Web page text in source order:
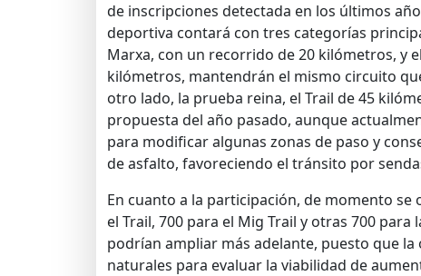
de inscripciones detectada en los últimos
deportiva contará con tres categorías
Marxa, con un recorrido de 20 kilómetros, y
kilómetros, mantendrán el mismo circuito
otro lado, la prueba reina, el Trail de 45
propuesta del año pasado, aunque
para modificar algunas zonas de paso y
de asfalto, favoreciendo el tránsito por
En cuanto a la participación, de momento se
el Trail, 700 para el Mig Trail y otras 700 para
podrían ampliar más adelante, puesto que
naturales para evaluar la viabilidad de